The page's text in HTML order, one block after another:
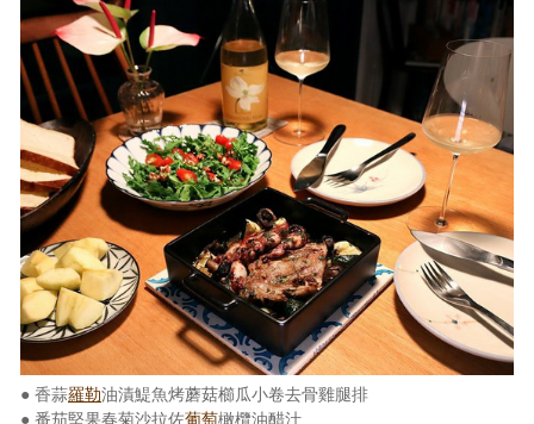
● 香蒜羅勒油漬鯷魚烤蘑菇櫛瓜小卷去骨雞腿排
● 番茄堅果春菊沙拉佐葡萄橄欖油醋汁